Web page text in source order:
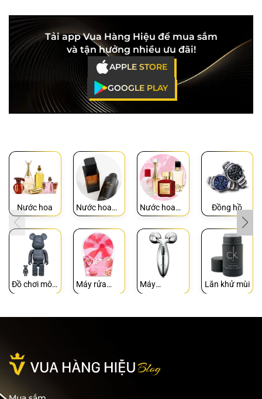
Tải app Vua Hàng Hiệu để mua sắm
và tận hưởng nhiều ưu đãi!
APPLE STORE
GOOGLE PLAY
Nước hoa
Nước hoa
Nước hoa
Đồng hồ
Đồ chơi mô
Máy rửa
Máy
Lăn khử mùi